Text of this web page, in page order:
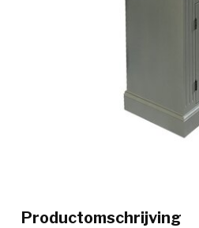
Productomschrijving